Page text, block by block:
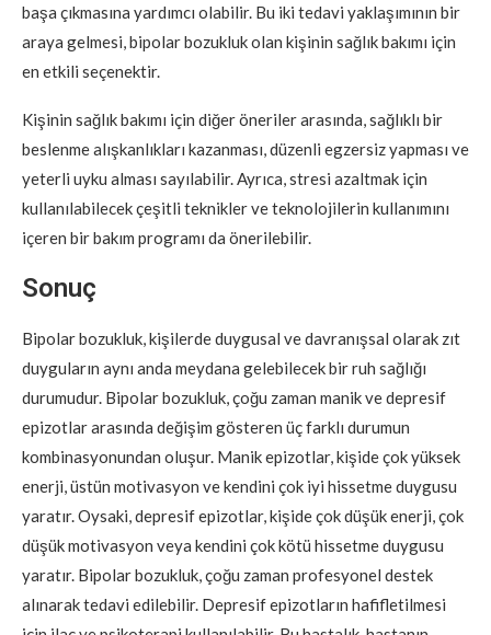
başa çıkmasına yardımcı olabilir. Bu iki tedavi yaklaşımının bir
araya gelmesi, bipolar bozukluk olan kişinin sağlık bakımı için
en etkili seçenektir.
Kişinin sağlık bakımı için diğer öneriler arasında, sağlıklı bir
beslenme alışkanlıkları kazanması, düzenli egzersiz yapması ve
yeterli uyku alması sayılabilir. Ayrıca, stresi azaltmak için
kullanılabilecek çeşitli teknikler ve teknolojilerin kullanımını
içeren bir bakım programı da önerilebilir.
Sonuç
Bipolar bozukluk, kişilerde duygusal ve davranışsal olarak zıt
duyguların aynı anda meydana gelebilecek bir ruh sağlığı
durumudur. Bipolar bozukluk, çoğu zaman manik ve depresif
epizotlar arasında değişim gösteren üç farklı durumun
kombinasyonundan oluşur. Manik epizotlar, kişide çok yüksek
enerji, üstün motivasyon ve kendini çok iyi hissetme duygusu
yaratır. Oysaki, depresif epizotlar, kişide çok düşük enerji, çok
düşük motivasyon veya kendini çok kötü hissetme duygusu
yaratır. Bipolar bozukluk, çoğu zaman profesyonel destek
alınarak tedavi edilebilir. Depresif epizotların hafifletilmesi